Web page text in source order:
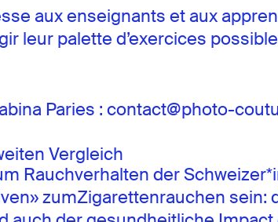
aux enseignants et aux
leur palette d’exercices
Paries : contact@photo-
Vergleich
Rauchverhalten der
zumZigarettenrauchen sein: